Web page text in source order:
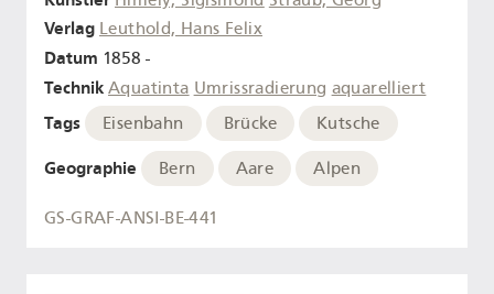
Verlag Leuthold, Hans Felix
Datum 1858 -
Technik Aquatinta Umrissradierung aquarelliert
Tags Eisenbahn Brücke Kutsche
Geographie Bern Aare Alpen
GS-GRAF-ANSI-BE-441